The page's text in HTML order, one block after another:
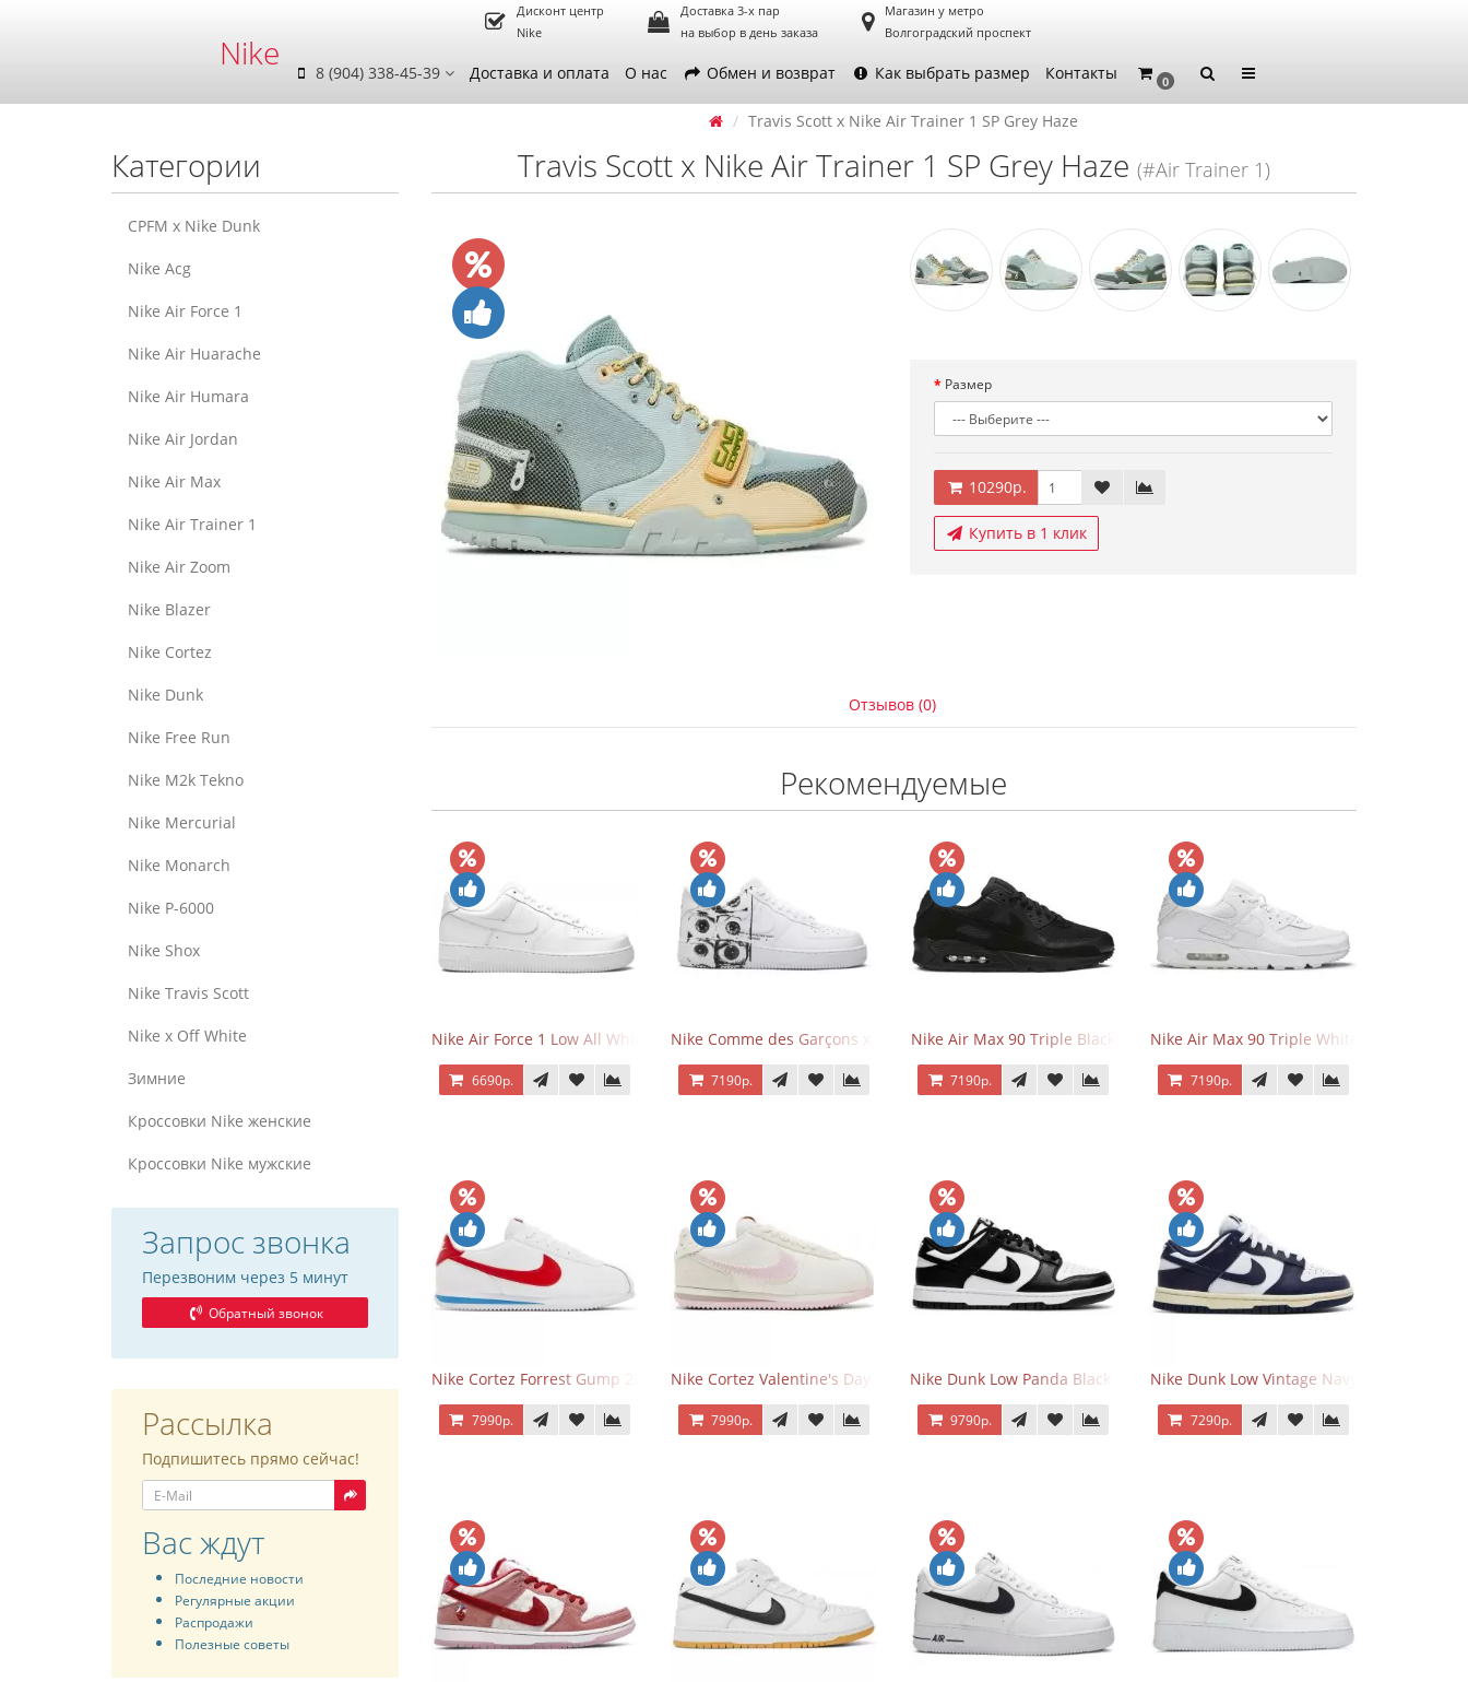
Nike
Дисконт центр
Nike
Доставка 3-х пар
на выбор в день заказа
Магазин у метро
Волгоградский проспект
8 (904) 338-45-39 Доставка и оплата О нас Обмен и возврат Как выбрать размер Контакты 0
Категории
CPFM x Nike Dunk
Nike Acg
Nike Air Force 1
Nike Air Huarache
Nike Air Humara
Nike Air Jordan
Nike Air Max
Nike Air Trainer 1
Nike Air Zoom
Nike Blazer
Nike Cortez
Nike Dunk
Nike Free Run
Nike M2k Tekno
Nike Mercurial
Nike Monarch
Nike P-6000
Nike Shox
Nike Travis Scott
Nike x Off White
Зимние
Кроссовки Nike женские
Кроссовки Nike мужские
Запрос звонка
Перезвоним через 5 минут
Обратный звонок
Рассылка
Подпишитесь прямо сейчас!
Вас ждут
Последние новости
Регулярные акции
Распродажи
Полезные советы
Travis Scott x Nike Air Trainer 1 SP Grey Haze
Travis Scott x Nike Air Trainer 1 SP Grey Haze (#Air Trainer 1)
Размер
10290р.
Купить в 1 клик
Отзывов (0)
Рекомендуемые
Nike Air Force 1 Low All White
6690р.
Nike Comme des Garçons x Supreme x Air Force 1 Low Eyes
7190р.
Nike Air Max 90 Triple Black
7190р.
Nike Air Max 90 Triple White
7190р.
Nike Cortez Forrest Gump 2024
7990р.
Nike Cortez Valentine's Day 2025
7990р.
Nike Dunk Low Panda Black White
9790р.
Nike Dunk Low Vintage Navy
7290р.